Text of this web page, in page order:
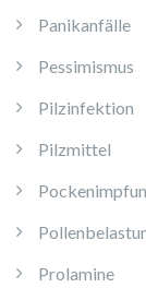
Panikanfälle
Pessimismus
Pilzinfektion
Pilzmittel
Prolamine